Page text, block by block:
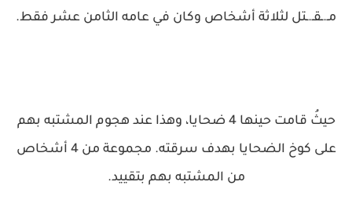
مـ.ـقـ.ـتل لثلاثة أشخاص وكان في عامه الثامن عشر فقط.
حيثُ قامت حينها 4 ضحايا، وهذا عند هجوم المشتبه بهم
على كوخ الضحايا بهدف سرقته. مجموعة من 4 أشخاص
من المشتبه بهم بتقييد.